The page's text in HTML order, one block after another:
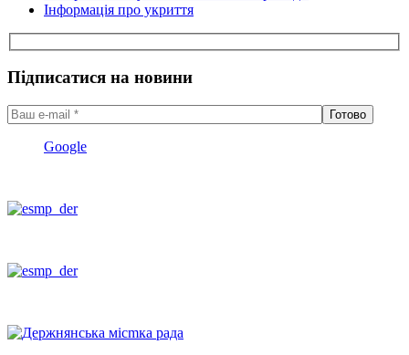
Інформація про укриття
Підписатися на новини
Google